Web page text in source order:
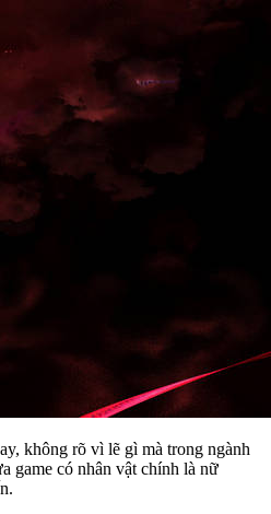
không rõ vì lẽ gì mà trong ngành
game có nhân vật chính là nữ